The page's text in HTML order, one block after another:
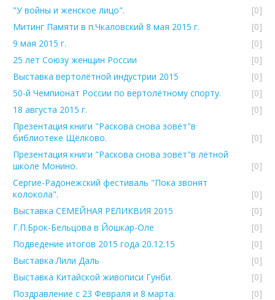
"У войны и женское лицо".
[0]
Митинг Памяти в п.Чкаловский 8 мая 2015 г.
[0]
9 мая 2015 г.
[0]
25 лет Союзу женщин России
[0]
Выставка вертолётной индустрии 2015
[0]
50-й Чемпионат России по вертолётному спорту.
[0]
18 августа 2015 г.
[0]
Презентация книги "Раскова снова зовёт"в
библиотеке Щёлково.
[0]
Презентация книги "Раскова снова зовёт"в лётной
школе Монино.
[0]
Сергие-Радонежский фестиваль "Пока звонят
колокола".
[0]
Выставка СЕМЕЙНАЯ РЕЛИКВИЯ 2015
[0]
Г.П.Брок-Бельцова в Йошкар-Оле
[0]
Подведение итогов 2015 года 20.12.15
[0]
Выставка Лили Даль
[0]
Выставка Китайской живописи Гунби.
[0]
Поздравление с 23 Февраля и 8 марта.
[0]